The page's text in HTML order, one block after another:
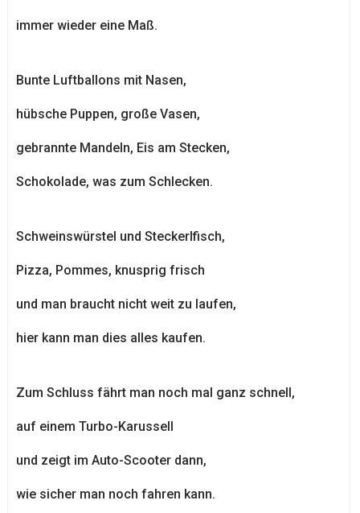
immer wieder eine Maß.
Bunte Luftballons mit Nasen,
hübsche Puppen, große Vasen,
gebrannte Mandeln, Eis am Stecken,
Schokolade, was zum Schlecken.
Schweinswürstel und Steckerlfisch,
Pizza, Pommes, knusprig frisch
und man braucht nicht weit zu laufen,
hier kann man dies alles kaufen.
Zum Schluss fährt man noch mal ganz schnell,
auf einem Turbo-Karussell
und zeigt im Auto-Scooter dann,
wie sicher man noch fahren kann.